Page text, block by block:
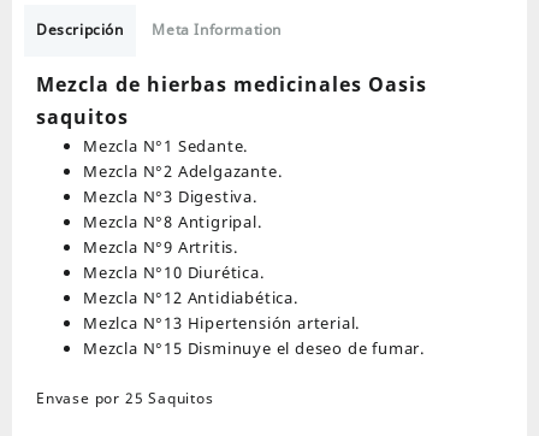
medicinales
saquitos
cantidad
Descripción Meta Information
Mezcla de hierbas medicinales Oasis
saquitos
Mezcla N°1 Sedante.
Mezcla N°2 Adelgazante.
Mezcla N°3 Digestiva.
Mezcla N°8 Antigripal.
Mezcla N°9 Artritis.
Mezcla N°10 Diurética.
Mezcla N°12 Antidiabética.
Mezlca N°13 Hipertensión arterial.
Mezcla N°15 Disminuye el deseo de fumar.
Envase por 25 Saquitos